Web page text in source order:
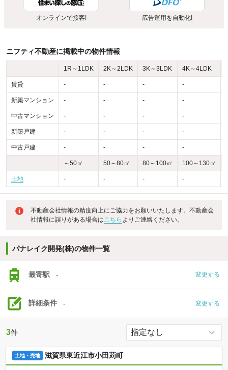
オンラインで接客! 広告運用を自動化!
ニフティ不動産に掲載中の物件情報
1R～1LDK 2K～2LDK 3K～3LDK 4K～4LDK
賃貸 - - - -
新築マンション - - - -
中古マンション - - - -
新築戸建 - - - -
中古戸建 - - - -
～50㎡ 50～80㎡ 80～100㎡ 100～130㎡
土地 - - - -
不動産会社情報の精度向上にご協力をお願いいたします。不動産会
社情報に誤りがある場合はこちら よりご連絡ください。
パナレイク開発(株)の物件一覧
最寄駅 - 変更する
詳細条件 - 変更する
3件
土地・売地 滋賀県東近江市小田苅町